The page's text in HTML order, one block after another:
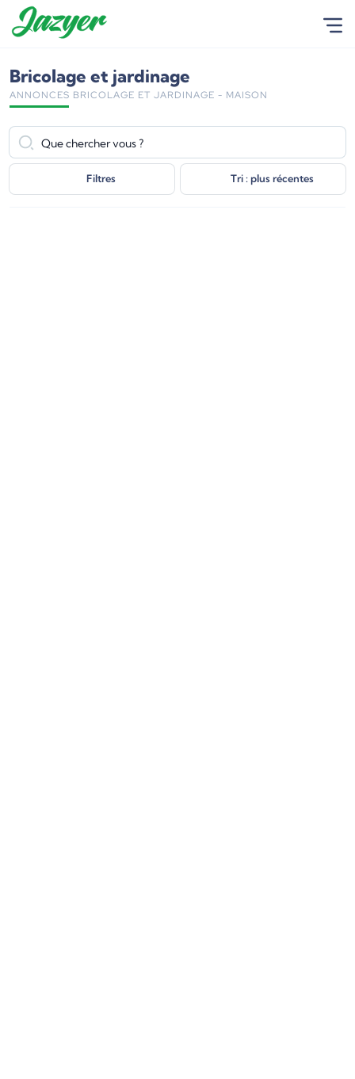
Bricolage et jardinage
ANNONCES BRICOLAGE ET JARDINAGE - MAISON
Filtres Tri : plus récentes